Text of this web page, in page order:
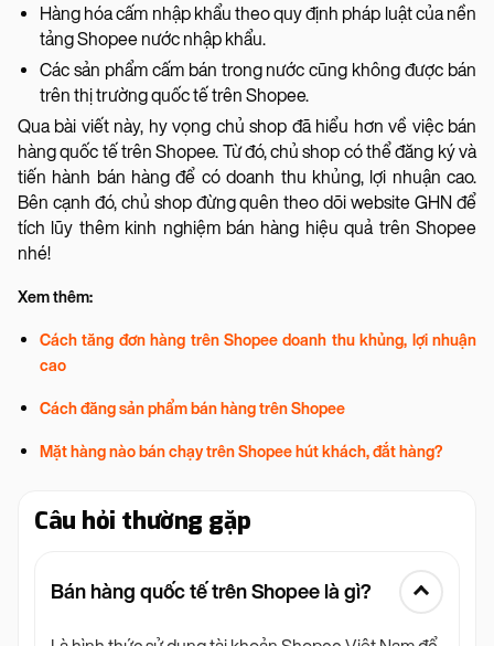
Hàng hóa cấm nhập khẩu theo quy định pháp luật của nền
tảng Shopee nước nhập khẩu.
Các sản phẩm cấm bán trong nước cũng không được bán
trên thị trường quốc tế trên Shopee.
Qua bài viết này, hy vọng chủ shop đã hiểu hơn về việc bán
hàng quốc tế trên Shopee. Từ đó, chủ shop có thể đăng ký và
tiến hành bán hàng để có doanh thu khủng, lợi nhuận cao.
Bên cạnh đó, chủ shop đừng quên theo dõi website GHN để
tích lũy thêm kinh nghiệm bán hàng hiệu quả trên Shopee
nhé!
Xem thêm:
Cách tăng đơn hàng trên Shopee doanh thu khủng, lợi nhuận
cao
Cách đăng sản phẩm bán hàng trên Shopee
Mặt hàng nào bán chạy trên Shopee hút khách, đắt hàng?
Câu hỏi thường gặp
Bán hàng quốc tế trên Shopee là gì?